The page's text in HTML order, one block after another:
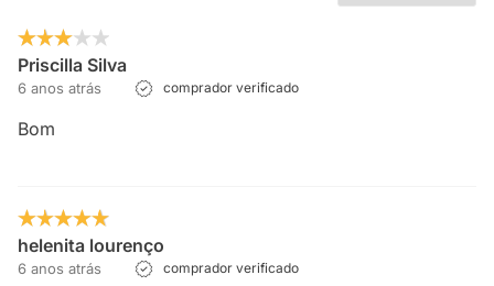
Priscilla Silva
6 anos atrás comprador verificado
Bom
helenita lourenço
6 anos atrás comprador verificado